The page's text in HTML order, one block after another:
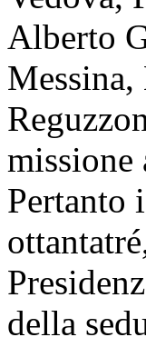
Alberto
missione
Pertanto
della